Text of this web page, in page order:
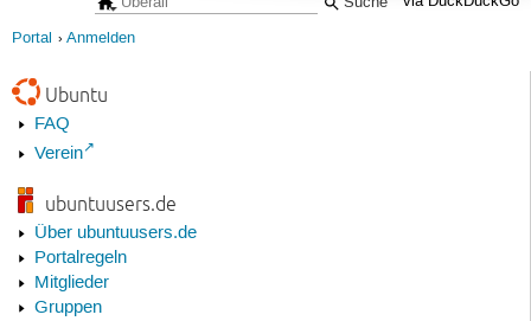
Portal Anmelden
Ubuntu
FAQ
Verein
ubuntuusers.de
Über ubuntuusers.de
Portalregeln
Mitglieder
Gruppen